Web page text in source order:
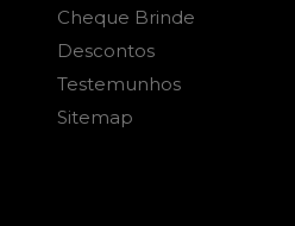
Cheque Brinde
Descontos
Testemunhos
Sitemap